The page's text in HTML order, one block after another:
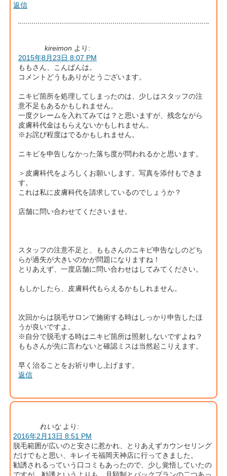
返信
kireimon より:
2015年8月23日 8:07 PM
ももさん、こんばんは。
コメントどうもありがとうございます。
ニキビ箇所を処理してしまったのは、少しはスタッフの注
意不足もあるかもしれません。
一度クレームを入れてみては？と思いますが、残念ながら
皮膚科代金はもらえないかもしれません。
※お詫び程度はでるかもしれません。
ニキビを申告しなかった落ち度が問われるかと思います。
＞皮膚科代をよろしくお願いします。写真を添付もできま
す。
これは私に皮膚科代を請求しているのでしょうか？
店舗に問い合わせてくださいませ。
スタッフの注意不足と、ももさんのニキビ申告なしのどち
らが過失が大きいのかが問題になりますね！
とりあえず、一度店舗に問い合わせはしてみてください。
もしかしたら、皮膚科代もらえるかもしれません。
次回からは脱毛サロンで施術する時はしっかり申告したほ
うが良いですよ。
※自分で脱毛する時はニキビ箇所は照射しないですよね？
ももさんが先に言わないと確認ミスは当然起こりえます。
早く治ることをお祈り申し上げます。
返信
れいな より:
2016年2月13日 8:51 PM
脱毛範囲が広いのと安さに惹かれ、とりあえずカウンセリング
だけでもと思い、キレイモ福岡天神店に行ってきました。
勧誘されるっていう口コミもあったので、少し覚悟していたの